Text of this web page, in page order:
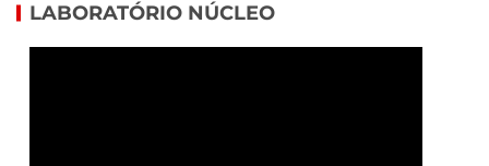
LABORATÓRIO NÚCLEO